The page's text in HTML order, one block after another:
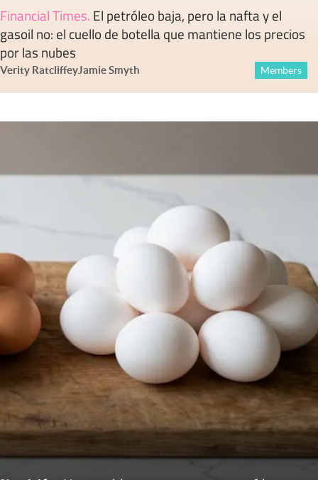
Financial Times. El petróleo baja, pero la nafta y el
gasoil no: el cuello de botella que mantiene los precios
por las nubes
Verity RatcliffeyJamie Smyth Members